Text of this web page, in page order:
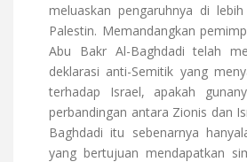
meluaskan pengaruhnya di
Palestin. Memandangkan
Abu Bakr Al-Baghdadi telah
deklarasi anti-Semitik yang
terhadap Israel, apakah
perbandingan antara Zionis dan
Baghdadi itu sebenarnya
yang bertujuan mendapatkan